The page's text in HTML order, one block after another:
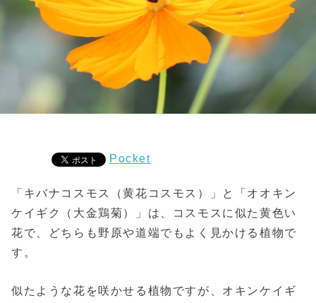
Pocket
「キバナコスモス（黄花コスモス）」と「オオキン
ケイギク（大金鶏菊）」は、コスモスに似た黄色い
花で、どちらも野原や道端でもよく見かける植物で
す。
似たような花を咲かせる植物ですが、オキンケイギ